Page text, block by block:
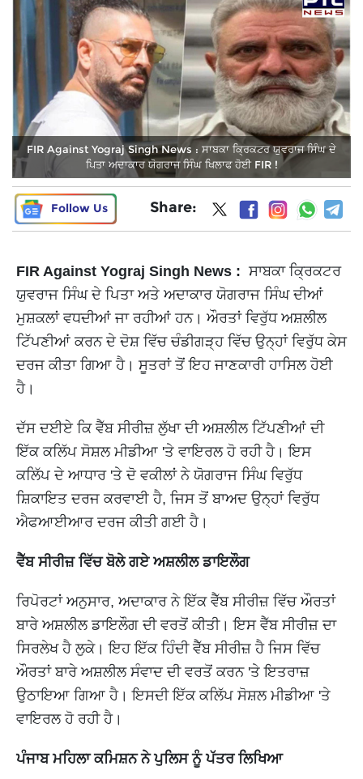
FIR Against Yograj Singh News : ਸਾਬਕਾ ਕ੍ਰਿਕਟਰ ਯੁਵਰਾਜ ਸਿੰਘ ਦੇ
ਪਿਤਾ ਅਦਾਕਾਰ ਯੋਗਰਾਜ ਸਿੰਘ ਖਿਲਾਫ ਹੋਈ FIR !
Follow Us Share:
FIR Against Yograj Singh News : ਸਾਬਕਾ ਕ੍ਰਿਕਟਰ
ਯੁਵਰਾਜ ਸਿੰਘ ਦੇ ਪਿਤਾ ਅਤੇ ਅਦਾਕਾਰ ਯੋਗਰਾਜ ਸਿੰਘ ਦੀਆਂ
ਮੁਸ਼ਕਲਾਂ ਵਧਦੀਆਂ ਜਾ ਰਹੀਆਂ ਹਨ। ਔਰਤਾਂ ਵਿਰੁੱਧ ਅਸ਼ਲੀਲ
ਟਿੱਪਣੀਆਂ ਕਰਨ ਦੇ ਦੋਸ਼ ਵਿੱਚ ਚੰਡੀਗੜ੍ਹ ਵਿੱਚ ਉਨ੍ਹਾਂ ਵਿਰੁੱਧ ਕੇਸ
ਦਰਜ ਕੀਤਾ ਗਿਆ ਹੈ। ਸੂਤਰਾਂ ਤੋਂ ਇਹ ਜਾਣਕਾਰੀ ਹਾਸਿਲ ਹੋਈ
ਹੈ।
ਦੱਸ ਦਈਏ ਕਿ ਵੈੱਬ ਸੀਰੀਜ਼ ਲੁੱਖਾ ਦੀ ਅਸ਼ਲੀਲ ਟਿੱਪਣੀਆਂ ਦੀ
ਇੱਕ ਕਲਿੱਪ ਸੋਸ਼ਲ ਮੀਡੀਆ 'ਤੇ ਵਾਇਰਲ ਹੋ ਰਹੀ ਹੈ। ਇਸ
ਕਲਿੱਪ ਦੇ ਆਧਾਰ 'ਤੇ ਦੋ ਵਕੀਲਾਂ ਨੇ ਯੋਗਰਾਜ ਸਿੰਘ ਵਿਰੁੱਧ
ਸ਼ਿਕਾਇਤ ਦਰਜ ਕਰਵਾਈ ਹੈ, ਜਿਸ ਤੋਂ ਬਾਅਦ ਉਨ੍ਹਾਂ ਵਿਰੁੱਧ
ਐਫਆਈਆਰ ਦਰਜ ਕੀਤੀ ਗਈ ਹੈ।
ਵੈੱਬ ਸੀਰੀਜ਼ ਵਿੱਚ ਬੋਲੇ ​​ਗਏ ਅਸ਼ਲੀਲ ਡਾਇਲੌਗ
ਰਿਪੋਰਟਾਂ ਅਨੁਸਾਰ, ਅਦਾਕਾਰ ਨੇ ਇੱਕ ਵੈੱਬ ਸੀਰੀਜ਼ ਵਿੱਚ ਔਰਤਾਂ
ਬਾਰੇ ਅਸ਼ਲੀਲ ਡਾਇਲੌਗ ਦੀ ਵਰਤੋਂ ਕੀਤੀ। ਇਸ ਵੈੱਬ ਸੀਰੀਜ਼ ਦਾ
ਸਿਰਲੇਖ ਹੈ ਲੁਕੇ। ਇਹ ਇੱਕ ਹਿੰਦੀ ਵੈੱਬ ਸੀਰੀਜ਼ ਹੈ ਜਿਸ ਵਿੱਚ
ਔਰਤਾਂ ਬਾਰੇ ਅਸ਼ਲੀਲ ਸੰਵਾਦ ਦੀ ਵਰਤੋਂ ਕਰਨ 'ਤੇ ਇਤਰਾਜ਼
ਉਠਾਇਆ ਗਿਆ ਹੈ। ਇਸਦੀ ਇੱਕ ਕਲਿੱਪ ਸੋਸ਼ਲ ਮੀਡੀਆ 'ਤੇ
ਵਾਇਰਲ ਹੋ ਰਹੀ ਹੈ।
ਪੰਜਾਬ ਮਹਿਲਾ ਕਮਿਸ਼ਨ ਨੇ ਪੁਲਿਸ ਨੂੰ ਪੱਤਰ ਲਿਖਿਆ